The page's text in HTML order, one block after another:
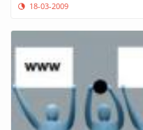
18-03-2009